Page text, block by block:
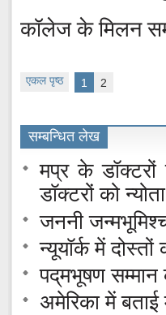
कॉलेज के मिलन
एकल पृष्ठ 1 2
सम्बन्धित लेख
मप्र के डॉक्टरों
डॉक्टरों को न्योता
जननी
न्यूयॉर्क में
पद्‌मभूषण
अमेरिका में बताई